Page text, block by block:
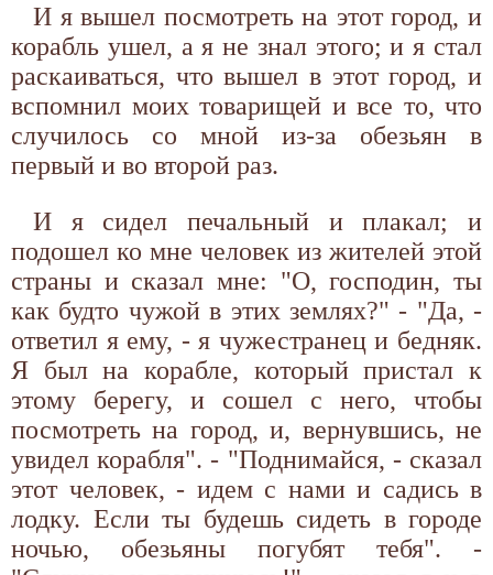
И я вышел посмотреть на этот город, и
корабль ушел, а я не знал этого; и я стал
раскаиваться, что вышел в этот город, и
вспомнил моих товарищей и все то, что
случилось со мной из-за обезьян в
первый и во второй раз.
И я сидел печальный и плакал; и
подошел ко мне человек из жителей этой
страны и сказал мне: "О, господин, ты
как будто чужой в этих землях?" - "Да, -
ответил я ему, - я чужестранец и бедняк.
Я был на корабле, который пристал к
этому берегу, и сошел с него, чтобы
посмотреть на город, и, вернувшись, не
увидел корабля". - "Поднимайся, - сказал
этот человек, - идем с нами и садись в
лодку. Если ты будешь сидеть в городе
ночью, обезьяны погубят тебя". -